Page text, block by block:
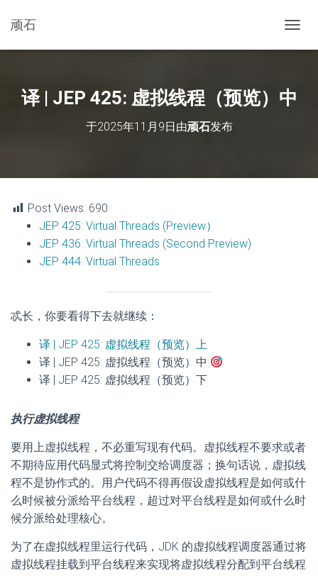
顽石
换
译 | JEP 425: 虚拟线程（预览）中
于2025年11月9日由顽石发布
Post Views: 690
JEP 425: Virtual Threads (Preview）
JEP 436: Virtual Threads (Second Preview)
JEP 444: Virtual Threads
忒长，你要看得下去就继续：
译 | JEP 425: 虚拟线程（预览）上
译 | JEP 425: 虚拟线程（预览）中
译 | JEP 425: 虚拟线程（预览）下
执行虚拟线程
要用上虚拟线程，不必重写现有代码。虚拟线程不要求或者
不期待应用代码显式将控制交给调度器；换句话说，虚拟线
程不是协作式的。用户代码不得再假设虚拟线程是如何或什
么时候被分派给平台线程，超过对平台线程是如何或什么时
候分派给处理核心。
为了在虚拟线程里运行代码，JDK 的虚拟线程调度器通过将
虚拟线程挂载到平台线程来实现将虚拟线程分配到平台线程